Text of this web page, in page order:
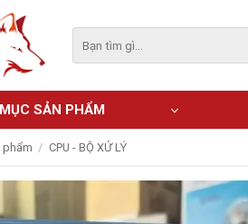
kiếm:
SẢN PHẨM
phẩm / CPU - BỘ XỬ LÝ